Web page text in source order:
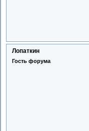
Лопаткин
Гость форума